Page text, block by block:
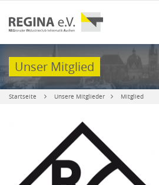
Unser Mitglied
Startseite Unsere Mitglieder Mitglied